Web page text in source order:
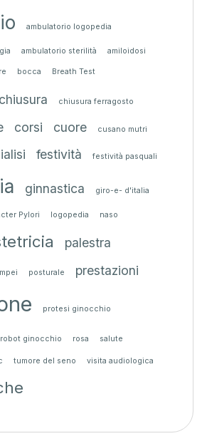
ambulatorio logopedia
ambulatorio sterilità amiloidosi
bocca Breath Test
chiusura chiusura ferragosto
corsi cuore cusano mutri
festività festività pasquali
ginnastica giro-e- d'italia
Pylori logopedia naso
palestra
posturale prestazioni
protesi ginocchio
robot ginocchio rosa salute
tumore del seno visita audiologica